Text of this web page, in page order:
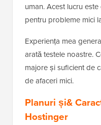
uman. Acest lucru
pentru probleme mici
Experiența mea
arată testele noastre.
majore și suficient de
de afaceri mici.
Planuri și&
Hostinger